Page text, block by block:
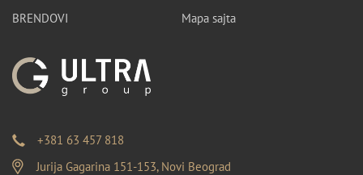
BRENDOVI
Mapa sajta
+381 63 457 818
Jurija Gagarina 151-153, Novi Beograd